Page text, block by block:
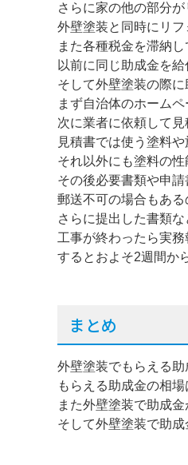
さらに家の他の部分が
外壁塗装と同時にリフ
また各種税金を滞納
以前に同じ助成金を
そして外壁塗装の際
まず自治体のホーム
次に業者に依頼して見
見積書では使う塗料
それ以外にも塗料の
その後必要書類や申請
郵送不可の場合もある
さらに提出した書類な
工事が終わったら実務
するとおよそ2週間か
まとめ
外壁塗装でもらえる助
もらえる助成金の相
また外壁塗装で助成
そして外壁塗装で助